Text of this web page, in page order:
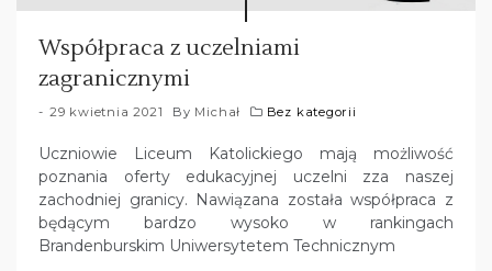
Współpraca z uczelniami
zagranicznymi
29 kwietnia 2021 By Michał Bez kategorii
Uczniowie Liceum Katolickiego mają możliwość
poznania oferty edukacyjnej uczelni zza naszej
zachodniej granicy. Nawiązana została współpraca z
będącym bardzo wysoko w rankingach
Brandenburskim Uniwersytetem Technicznym